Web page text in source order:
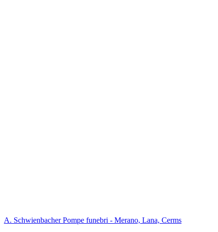
A. Schwienbacher Pompe funebri - Merano, Lana, Cerms